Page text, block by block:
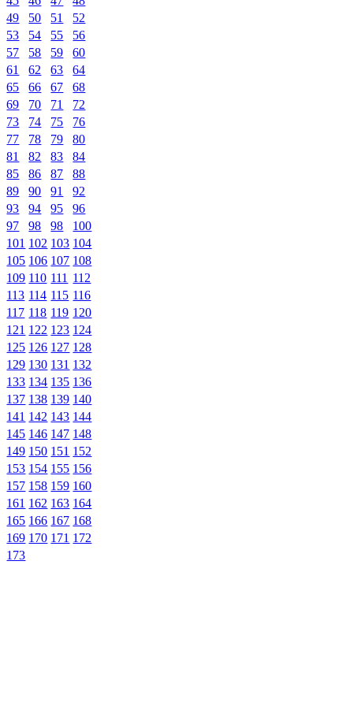
49
50 51
52
53
54 55
56
57
58 59
60
61
62 63
64
65
66 67
68
69
70 71
72
73
74 75
76
77
78 79
80
81
82 83
84
85
86 87
88
89
90 91
92
93
94 95
96
97
98 98
100
101 102 103 104
105 106 107 108
109 110 111 112
113 114 115 116
117 118 119 120
121 122 123 124
125 126 127 128
129 130 131 132
133 134 135 136
137 138 139 140
141 142 143 144
145 146 147 148
149 150 151 152
153 154 155 156
157 158 159 160
161 162 163 164
165 166 167 168
169 170 171 172
173